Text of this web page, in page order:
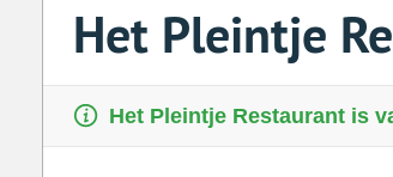
Het Pleintje
Het Pleintje Restaurant is